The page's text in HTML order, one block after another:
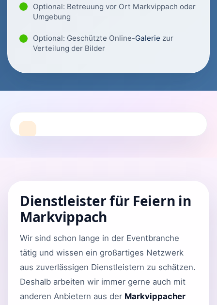
Optional: Betreuung vor Ort Markvippach oder
Umgebung
Optional: Geschützte Online-Galerie zur
Verteilung der Bilder
Dienstleister für Feiern in
Markvippach
Wir sind schon lange in der Eventbranche
tätig und wissen ein großartiges Netzwerk
aus zuverlässigen Dienstleistern zu schätzen.
Deshalb arbeiten wir immer gerne auch mit
anderen Anbietern aus der Markvippacher